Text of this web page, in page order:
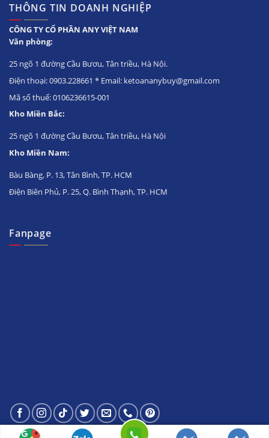
THÔNG TIN DOANH NGHIỆP
CÔNG TY CỔ PHẦN ANY VIỆT NAM
Văn phòng:
25 ngõ 1 đường Cầu Bươu, Tân triều, Hà Nội.
Điện thoại: 0903.228661 * Email: ketoananybuy@gmail.com
Mã số thuế: 0106236615-001
Kho Miền Bắc:
25 ngõ 1 đường Cầu Bươu, Tân triều, Hà Nội
Kho Miền Nam:
Bàu Bàng, P. 13, Tân Bình, TP. HCM
Điện Biên Phủ, P. 25, Q. Bình Thạnh, TP. HCM
Fanpage